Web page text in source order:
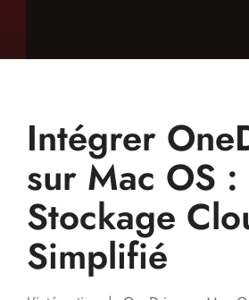
Intégrer
sur Mac OS :
Stockage
Simplifié